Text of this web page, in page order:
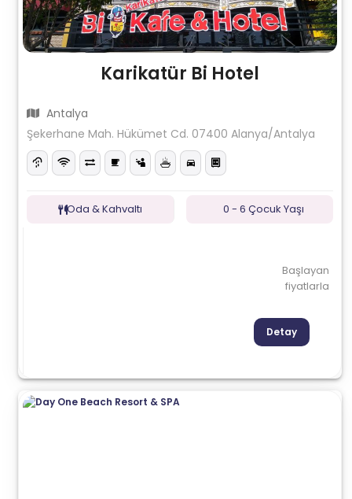
Karikatür Bi Hotel
Antalya
Şekerhane Mah. Hükümet Cd. 07400 Alanya/Antalya
Oda & Kahvaltı 0 - 6 Çocuk Yaşı
Başlayan
fiyatlarla
Detay